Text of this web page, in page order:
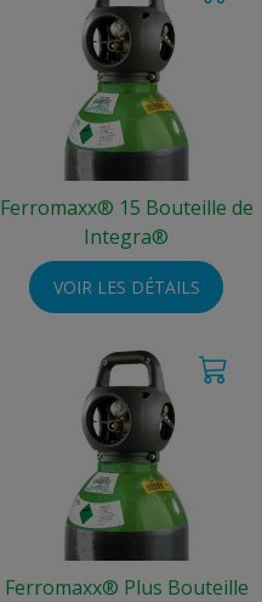
Ferromaxx® 15 Bouteille de
Integra®
VOIR LES DÉTAILS
Ferromaxx® Plus Bouteille